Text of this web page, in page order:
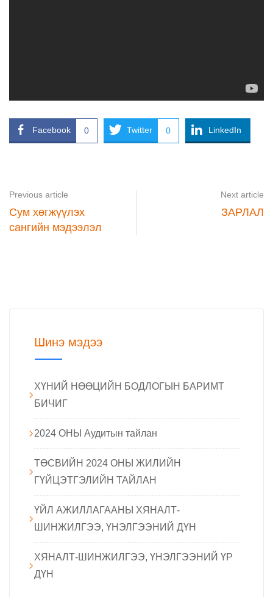
Facebook 0 Twitter 0 LinkedIn
Previous article
Сум хөгжүүлэх
сангийн мэдээлэл
Next article
ЗАРЛАЛ
Шинэ мэдээ
ХҮНИЙ НӨӨЦИЙН БОДЛОГЫН БАРИМТ
БИЧИГ
2024 ОНЫ Аудитын тайлан
ТӨСВИЙН 2024 ОНЫ ЖИЛИЙН
ГҮЙЦЭТГЭЛИЙН ТАЙЛАН
ҮЙЛ АЖИЛЛАГААНЫ ХЯНАЛТ-
ШИНЖИЛГЭЭ, ҮНЭЛГЭЭНИЙ ДҮН
ХЯНАЛТ-ШИНЖИЛГЭЭ, ҮНЭЛГЭЭНИЙ ҮР
ДҮН